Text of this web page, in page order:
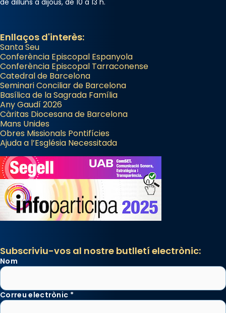
de dilluns a dijous, de 10 a 13 h.
Enllaços d'interès:
Santa Seu
Conferència Episcopal Espanyola
Conferència Episcopal Tarraconense
Catedral de Barcelona
Seminari Conciliar de Barcelona
Basílica de la Sagrada Família
Any Gaudí 2026
Càritas Diocesana de Barcelona
Mans Unides
Obres Missionals Pontifícies
Ajuda a l’Església Necessitada
Subscriviu-vos al nostre butlletí electrònic:
Nom
Correu electrònic *